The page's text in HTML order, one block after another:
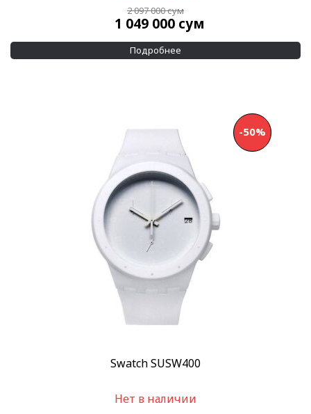
2 097 000сум
1 049 000 сум
Подробнее
Swatch SUSW400
-50%
Нет в наличии